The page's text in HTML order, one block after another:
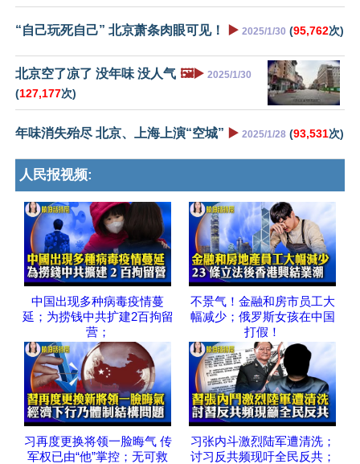
“自己玩死自己” 北京萧条肉眼可见！ ▶️ 2025/1/30 (95,762次)
北京空了凉了 没年味 没人气 🖼️▶️ 2025/1/30
(127,177次)
年味消失殆尽 北京、上海上演“空城” ▶️ 2025/1/28 (93,531次)
人民报视频:
中国出现多种病毒疫情蔓
延；为捞钱中共扩建2百拘留
营；
不景气！金融和房市员工大
幅减少；俄罗斯女孩在中国
打假！
习再度更换将领一脸晦气 传
军权已由“他”掌控；无可救
习张内斗激烈陆军遭清洗；
讨习反共频现吁全民反共；